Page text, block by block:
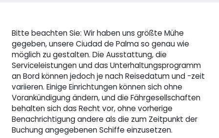
Bitte beachten Sie: Wir haben uns größte Mühe
gegeben, unsere Ciudad de Palma so genau wie
möglich zu gestalten. Die Ausstattung, die
Serviceleistungen und das Unterhaltungsprogramm
an Bord können jedoch je nach Reisedatum und -zeit
variieren. Einige Einrichtungen können sich ohne
Vorankündigung ändern, und die Fährgesellschaften
behalten sich das Recht vor, ohne vorherige
Benachrichtigung andere als die zum Zeitpunkt der
Buchung angegebenen Schiffe einzusetzen.